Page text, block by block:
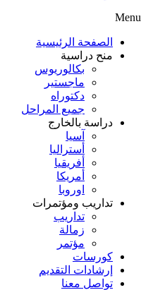
Menu
الصفحة الرئيسية
منح دراسية
بكالوريوس
ماجستير
دكتوراه
جميع المراحل
دراسة بالخارج
آسيا
أستراليا
أفريقيا
أمريكا
اوروبا
تداريب ومؤتمرات
تداريب
زمالة
مؤتمر
كورسات
إرشادات التقديم
تواصل معنا